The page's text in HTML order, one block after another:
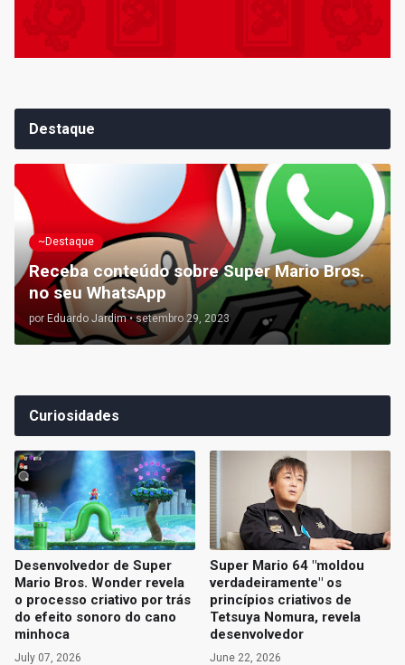
Destaque
~Destaque
Receba conteúdo sobre Super Mario Bros.
no seu WhatsApp
por Eduardo Jardim • setembro 29, 2023
Curiosidades
Desenvolvedor de Super
Mario Bros. Wonder revela
o processo criativo por trás
do efeito sonoro do cano
minhoca
July 07, 2026
Super Mario 64 "moldou
verdadeiramente" os
princípios criativos de
Tetsuya Nomura, revela
desenvolvedor
June 22, 2026